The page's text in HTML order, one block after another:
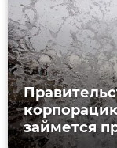
займется